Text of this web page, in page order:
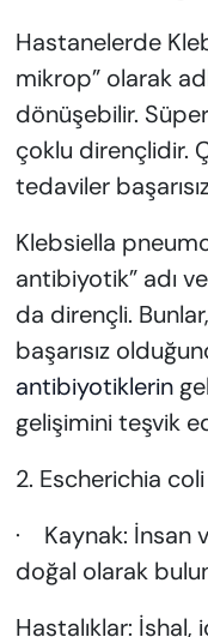
Hastanelerde
mikrop” olarak
dönüşebilir.
çoklu dirençlidir.
tedaviler
Klebsiella
antibiyotik” adı
da dirençli.
başarısız
antibiyotiklerin
gelişimini teşvik
2. Escherichia
· Kaynak: İnsan
doğal olarak
Hastalıklar: İshal,